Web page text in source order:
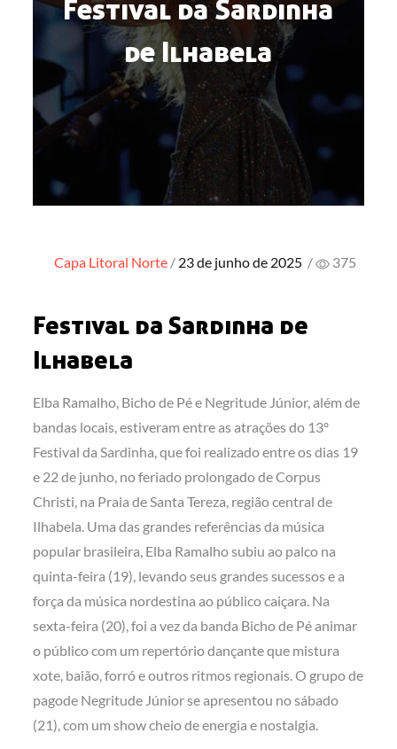
Festival da Sardinha
de Ilhabela
Capa Litoral Norte Posted
23 de junho de 2025 / 375
Festival da Sardinha de
Ilhabela
Elba Ramalho, Bicho de Pé e Negritude Júnior, além de
bandas locais, estiveram entre as atrações do 13º
Festival da Sardinha, que foi realizado entre os dias 19
e 22 de junho, no feriado prolongado de Corpus
Christi, na Praia de Santa Tereza, região central de
Ilhabela. Uma das grandes referências da música
popular brasileira, Elba Ramalho subiu ao palco na
quinta-feira (19), levando seus grandes sucessos e a
força da música nordestina ao público caiçara. Na
sexta-feira (20), foi a vez da banda Bicho de Pé animar
o público com um repertório dançante que mistura
xote, baião, forró e outros ritmos regionais. O grupo de
pagode Negritude Júnior se apresentou no sábado
(21), com um show cheio de energia e nostalgia.